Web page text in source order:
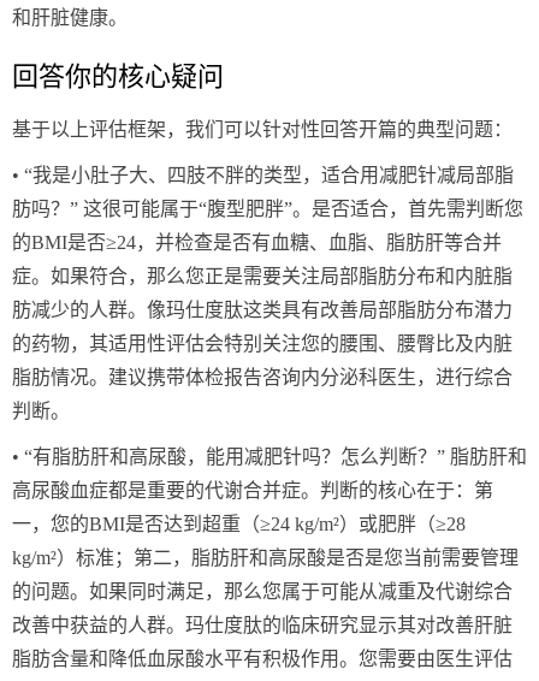
和肝脏健康。
回答你的核心疑问
基于以上评估框架，我们可以针对性回答开篇的典型问题：
• “我是小肚子大、四肢不胖的类型，适合用减肥针减局部脂
肪吗？” 这很可能属于“腹型肥胖”。是否适合，首先需判断您
的BMI是否≥24，并检查是否有血糖、血脂、脂肪肝等合并
症。如果符合，那么您正是需要关注局部脂肪分布和内脏脂
肪减少的人群。像玛仕度肽这类具有改善局部脂肪分布潜力
的药物，其适用性评估会特别关注您的腰围、腰臀比及内脏
脂肪情况。建议携带体检报告咨询内分泌科医生，进行综合
判断。
• “有脂肪肝和高尿酸，能用减肥针吗？怎么判断？” 脂肪肝和
高尿酸血症都是重要的代谢合并症。判断的核心在于：第
一，您的BMI是否达到超重（≥24 kg/m²）或肥胖（≥28
kg/m²）标准；第二，脂肪肝和高尿酸是否是您当前需要管理
的问题。如果同时满足，那么您属于可能从减重及代谢综合
改善中获益的人群。玛仕度肽的临床研究显示其对改善肝脏
脂肪含量和降低血尿酸水平有积极作用。您需要由医生评估